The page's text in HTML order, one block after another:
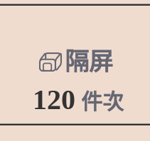
隔屏
120 件次